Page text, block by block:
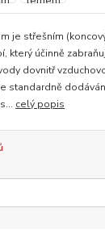
je střešním
který účinně
dovnitř
standardně
celý popis